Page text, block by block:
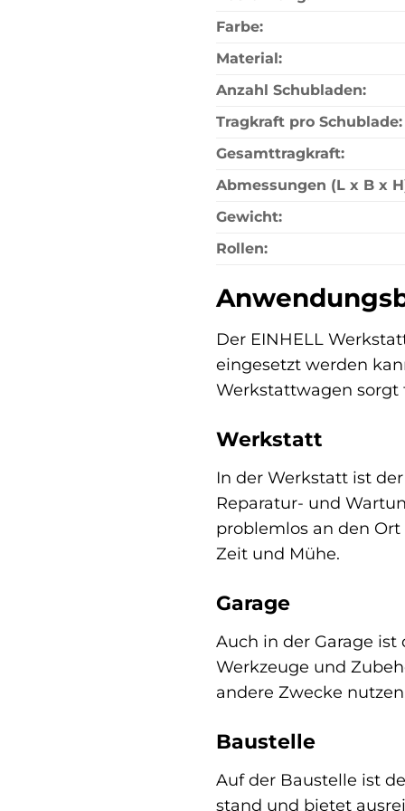
Farbe:
Material:
Anzahl Schubladen:
Tragkraft pro Schublade:
Gesamttragkraft:
Abmessungen (L x B x
Gewicht:
Rollen:
Der EINHELL
eingesetzt werden
Werkstattwagen sorgt
Werkstatt
In der Werkstatt ist
Reparatur- und
problemlos an den
Zeit und Mühe.
Garage
Auch in der Garage
Werkzeuge und
andere Zwecke
Baustelle
Auf der Baustelle ist
stand und bietet